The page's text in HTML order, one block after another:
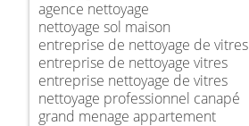
agence nettoyage
nettoyage sol maison
entreprise de nettoyage de vitres
entreprise de nettoyage vitres
entreprise nettoyage de vitres
nettoyage professionnel canapé
grand menage appartement